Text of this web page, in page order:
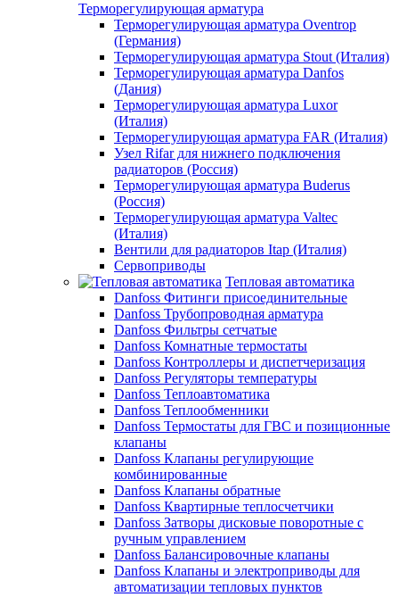
Терморегулирующая арматура
Терморегулирующая арматура Oventrop
(Германия)
Терморегулирующая арматура Stout (Италия)
Терморегулирующая арматура Danfos
(Дания)
Терморегулирующая арматура Luxor
(Италия)
Терморегулирующая арматура FAR (Италия)
Узел Rifar для нижнего подключения
радиаторов (Россия)
Терморегулирующая арматура Buderus
(Россия)
Терморегулирующая арматура Valtec
(Италия)
Вентили для радиаторов Itap (Италия)
Сервоприводы
Тепловая автоматика
Danfoss Фитинги присоединительные
Danfoss Трубопроводная арматура
Danfoss Фильтры сетчатые
Danfoss Комнатные термостаты
Danfoss Контроллеры и диспетчеризация
Danfoss Регуляторы температуры
Danfoss Теплоавтоматика
Danfoss Теплообменники
Danfoss Термостаты для ГВС и позиционные
клапаны
Danfoss Клапаны регулирующие
комбинированные
Danfoss Клапаны обратные
Danfoss Квартирные теплосчетчики
Danfoss Затворы дисковые поворотные с
ручным управлением
Danfoss Балансировочные клапаны
Danfoss Клапаны и электроприводы для
автоматизации тепловых пунктов